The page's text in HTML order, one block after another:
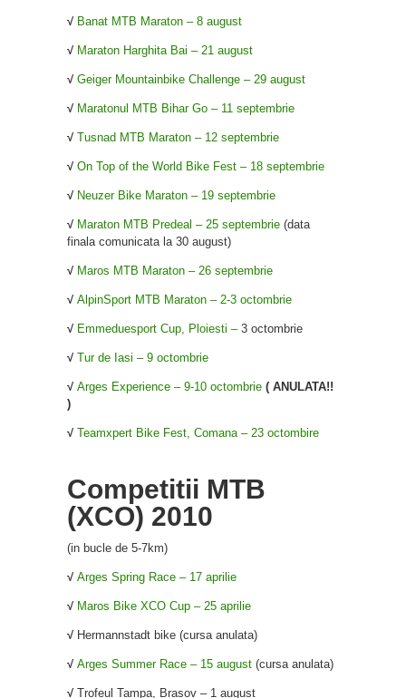
√ Banat MTB Maraton – 8 august
√ Maraton Harghita Bai – 21 august
√ Geiger Mountainbike Challenge – 29 august
√ Maratonul MTB Bihar Go – 11 septembrie
√ Tusnad MTB Maraton – 12 septembrie
√ On Top of the World Bike Fest – 18 septembrie
√ Neuzer Bike Maraton – 19 septembrie
√ Maraton MTB Predeal – 25 septembrie (data
finala comunicata la 30 august)
√ Maros MTB Maraton – 26 septembrie
√ AlpinSport MTB Maraton – 2-3 octombrie
√ Emmeduesport Cup, Ploiesti – 3 octombrie
√ Tur de Iasi – 9 octombrie
√ Arges Experience – 9-10 octombrie ( ANULATA!!
)
√ Teamxpert Bike Fest, Comana – 23 octombire
Competitii MTB
(XCO) 2010
(in bucle de 5-7km)
√ Arges Spring Race – 17 aprilie
√ Maros Bike XCO Cup – 25 aprilie
√ Hermannstadt bike (cursa anulata)
√ Arges Summer Race – 15 august (cursa anulata)
√ Trofeul Tampa, Brasov – 1 august